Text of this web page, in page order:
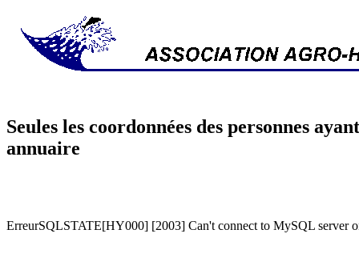
Seules les coordonnées des personnes
annuaire
ErreurSQLSTATE[HY000] [2003] Can't connect to MySQL server